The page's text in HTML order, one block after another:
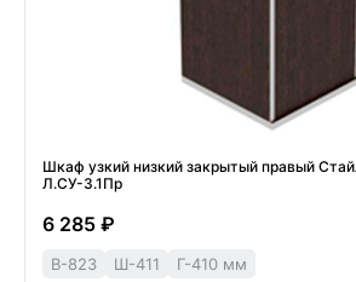
Шкаф узкий низкий закрытый правый
Л.СУ-3.1Пр
6 285 ₽
В-823 Ш-411 Г-410 мм